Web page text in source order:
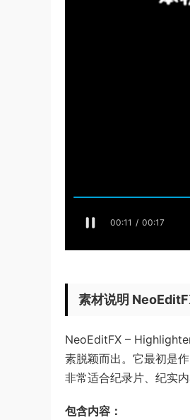
素材说明
NeoEditFX –
素脱颖而出。它最初是
非常适合纪录片、纪实
包含内容：